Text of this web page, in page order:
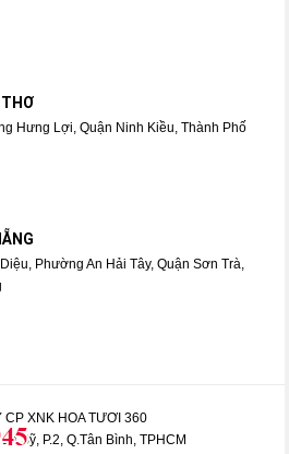
Hưng Lợi, Quận Ninh Kiều, Thành Phố
Phường An Hải Tây, Quận Sơn Trà,
CP XNK HOA TƯƠI 360
Sỹ, P.2, Q.Tân Bình, TPHCM